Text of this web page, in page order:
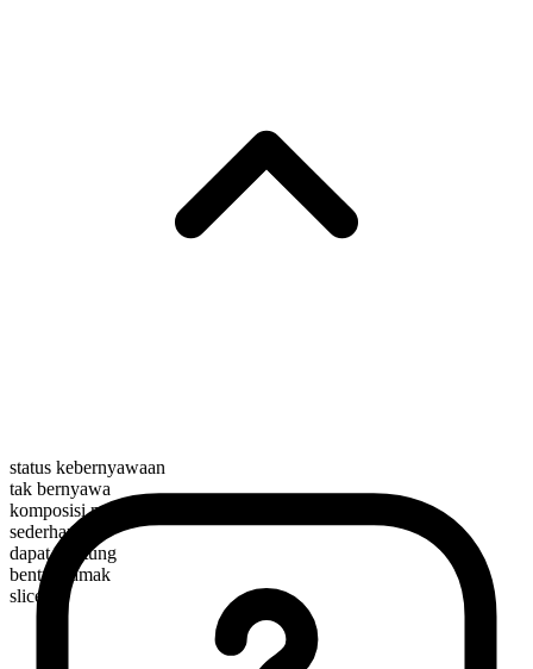
status kebernyawaan
tak bernyawa
komposisi morfologis
sederhana
dapat dihitung
bentuk jamak
slices